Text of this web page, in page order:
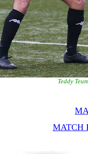
Teddy
MATCH